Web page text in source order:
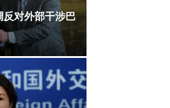
反对外部干涉巴